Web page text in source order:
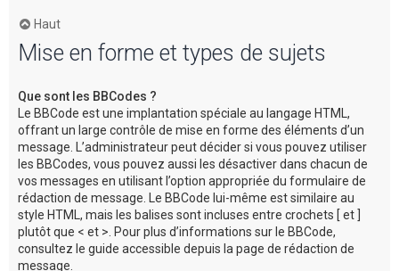
Haut
Mise en forme et types de sujets
Que sont les BBCodes ?
Le BBCode est une implantation spéciale au langage HTML,
offrant un large contrôle de mise en forme des éléments d’un
message. L’administrateur peut décider si vous pouvez utiliser
les BBCodes, vous pouvez aussi les désactiver dans chacun de
vos messages en utilisant l’option appropriée du formulaire de
rédaction de message. Le BBCode lui-même est similaire au
style HTML, mais les balises sont incluses entre crochets [ et ]
plutôt que < et >. Pour plus d’informations sur le BBCode,
consultez le guide accessible depuis la page de rédaction de
message.